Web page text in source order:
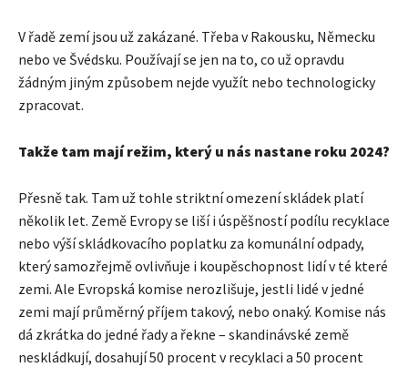
V řadě zemí jsou už zakázané. Třeba v Rakousku, Německu
nebo ve Švédsku. Používají se jen na to, co už opravdu
žádným jiným způsobem nejde využít nebo technologicky
zpracovat.
Takže tam mají režim, který u nás nastane roku 2024?
Přesně tak. Tam už tohle striktní omezení skládek platí
několik let. Země Evropy se liší i úspěšností podílu recyklace
nebo výší skládkovacího poplatku za komunální odpady,
který samozřejmě ovlivňuje i koupěschopnost lidí v té které
zemi. Ale Evropská komise nerozlišuje, jestli lidé v jedné
zemi mají průměrný příjem takový, nebo onaký. Komise nás
dá zkrátka do jedné řady a řekne – skandinávské země
neskládkují, dosahují 50 procent v recyklaci a 50 procent